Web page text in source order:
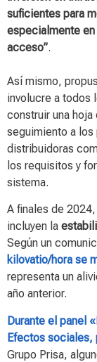
suficientes para
especialmente
acceso”.
Así mismo,
involucre a todos
construir una
seguimiento a los
distribuidoras
los requisitos y
sistema.
A finales de
incluyen la
Según un
kilovatio/hora se
representa un
año anterior.
Durante el panel
Efectos sociales,
Grupo Prisa,